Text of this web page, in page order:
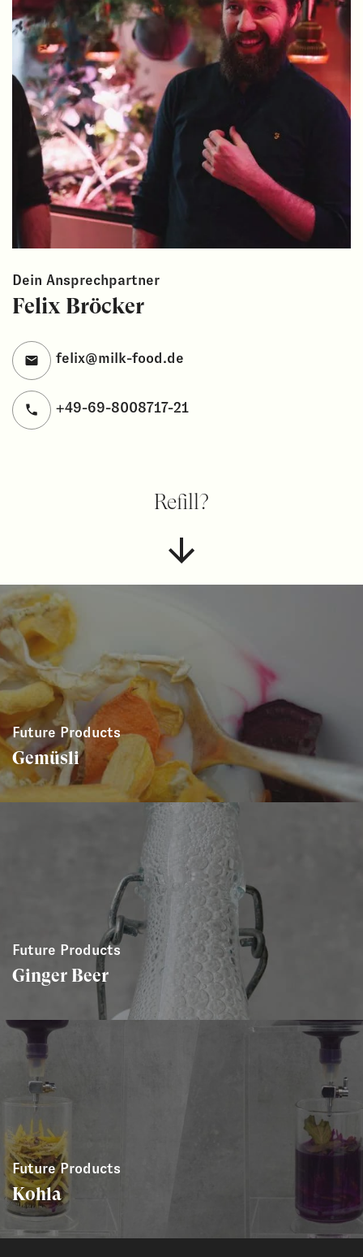
Dein Ansprechpartner
Felix Bröcker
felix@milk-food.de
+49-69-8008717-21
Refill?
Future Products
Gemüsli
Future Products
Ginger Beer
Future Products
Kohla